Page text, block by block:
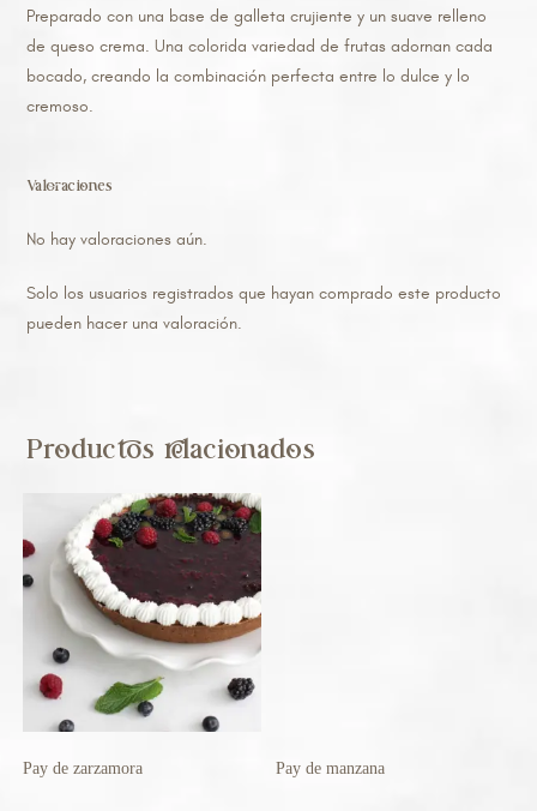
Preparado con una base de galleta crujiente y un suave relleno
de queso crema. Una colorida variedad de frutas adornan cada
bocado, creando la combinación perfecta entre lo dulce y lo
cremoso.
Valoraciones
No hay valoraciones aún.
Solo los usuarios registrados que hayan comprado este producto
pueden hacer una valoración.
Productos relacionados
Pay de zarzamora Pay de manzana